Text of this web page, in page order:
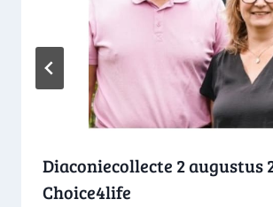
Diaconiecollecte 2 augustus
Choice4life